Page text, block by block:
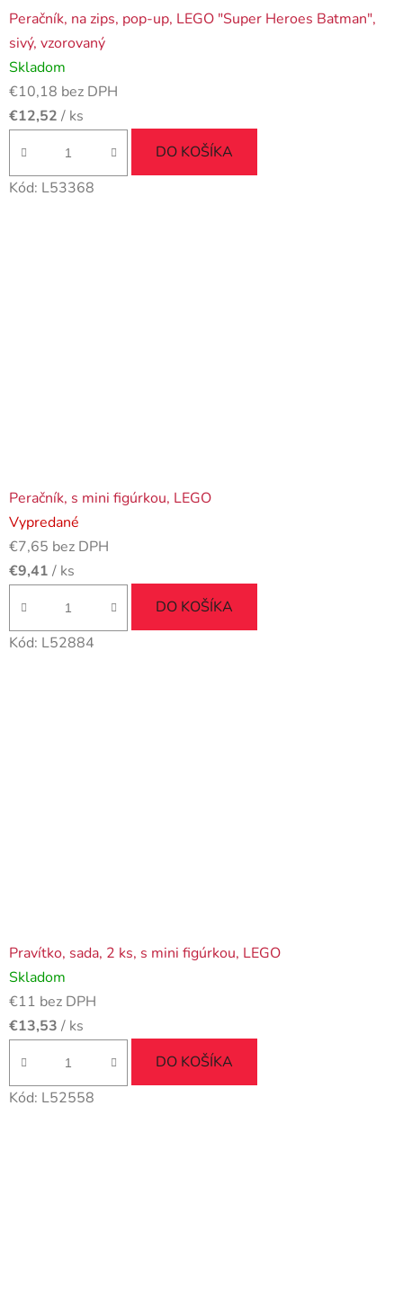
Peračník, na zips, pop-up, LEGO "Super Heroes Batman",
sivý, vzorovaný
Skladom
€10,18 bez DPH
€12,52 / ks
DO KOŠÍKA
Kód: L53368
Peračník, s mini figúrkou, LEGO
Vypredané
€7,65 bez DPH
€9,41 / ks
DO KOŠÍKA
Kód: L52884
Pravítko, sada, 2 ks, s mini figúrkou, LEGO
Skladom
€11 bez DPH
€13,53 / ks
DO KOŠÍKA
Kód: L52558